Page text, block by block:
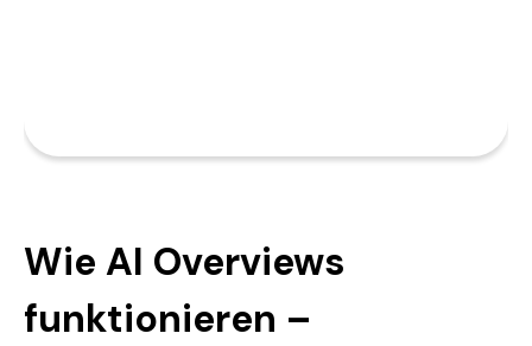
Wie AI Overviews
funktionieren –